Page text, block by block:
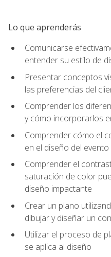
Lo que aprenderás
Comunicarse
entender su estilo de
Presentar conceptos
las preferencias del
Comprender los
y cómo incorporarlos
Comprender cómo el
en el diseño del
Comprender el
saturación de color
diseño impactante
Crear un plano
dibujar y diseñar un
Utilizar el proceso de
se aplica al diseño